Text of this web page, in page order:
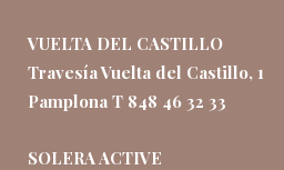
VUELTA DEL CASTILLO
Travesía Vuelta del Castillo, 1
Pamplona T 848 46 32 33
SOLERA ACTIVE